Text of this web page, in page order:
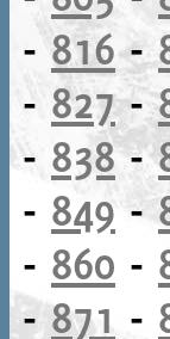
-816-
- 827-
- 838-
- 849 -
- 860 -
-871 -